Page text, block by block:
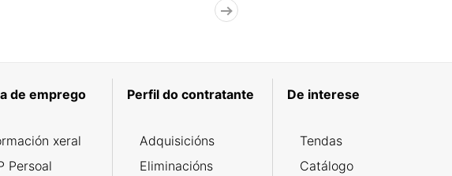
de emprego
xeral
Persoal
Perfil do contratante
Adquisicións
Eliminacións
De interese
Tendas
Catálogo